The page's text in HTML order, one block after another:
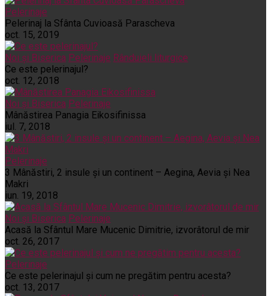
Pelerinaje
Pelerinaj la Sfânta Cuvioasă Parascheva
oct. 15, 2019
Noi și Biserica Pelerinaje Rânduieli liturgice
Ce este pelerinajul?
oct. 12, 2018
Noi și Biserica Pelerinaje
Mânăstirea Panagia Eikosifinissa
iul. 7, 2018
Pelerinaje
3 Mânăstiri, 2 insule și un continent – Aegina, Aevia și Nea
Makri
iun. 19, 2018
Noi și Biserica Pelerinaje
Acasă la Sfântul Mare Mucenic Dimitrie, izvorâtorul de mir
oct. 26, 2017
Pelerinaje
Ce este pelerinajul şi cum ne pregătim pentru acesta?
oct. 13, 2017